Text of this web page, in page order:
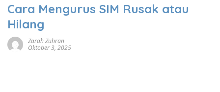
Cara Mengurus SIM Rusak atau
Hilang
Zarah Zuhran
Oktober 3, 2025